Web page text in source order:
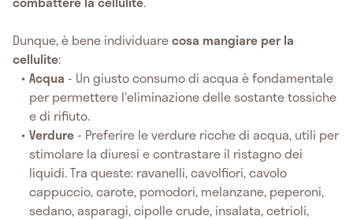
Dunque, è bene individuarecosa mangiare per la
cellulite:
Acqua - Un giusto consumo di acqua è fondamentale
per permettere l'eliminazione delle sostante tossiche
e di rifiuto.
Verdure - Preferire le verdure ricche di acqua, utili per
stimolare la diuresi e contrastare il ristagno dei
liquidi. Tra queste: ravanelli, cavolfiori, cavolo
cappuccio, carote, pomodori, melanzane, peperoni,
sedano, asparagi, cipolle crude, insalata, cetrioli,